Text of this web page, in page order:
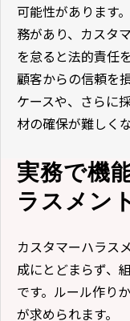
可能性があります
務があり、カスタ
を怠ると法的責任
顧客からの信頼を
ケースや、さらに
材の確保が難しく
実務で機
ラスメン
カスタマーハラス
成にとどまらず、
です。ルール作り
が求められます。